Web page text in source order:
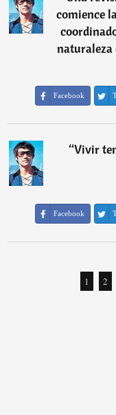
comience
naturaleza
Facebook
“Vivir
Facebook
1 2